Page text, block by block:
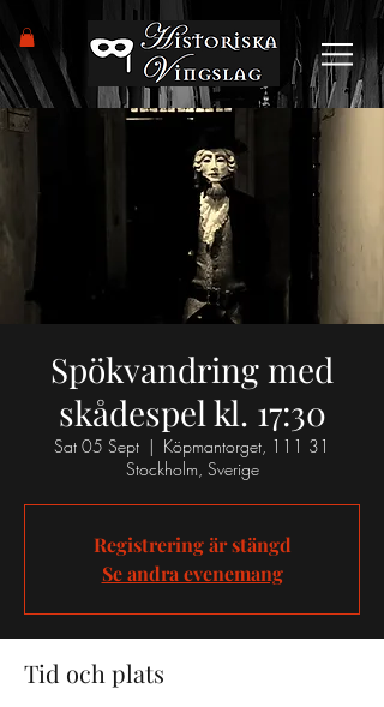
Spökvandring med
skådespel kl. 17:30
Sat 05 Sept
  |
Köpmantorget, 111 31
Stockholm, Sverige
Registrering är stängd
Se andra evenemang
Tid och plats